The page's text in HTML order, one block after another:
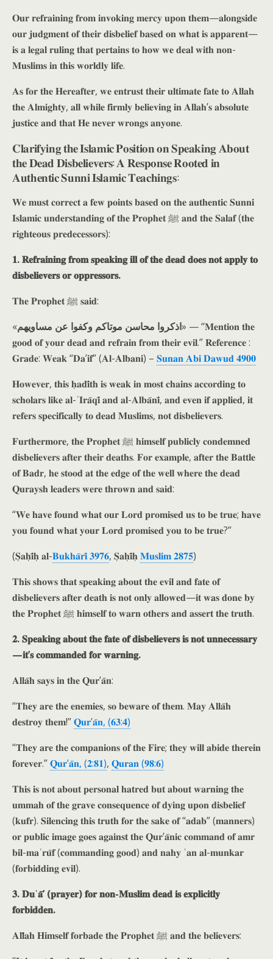
𝐎𝐮𝐫 𝐫𝐞𝐟𝐫𝐚𝐢𝐧𝐢𝐧𝐠 𝐟𝐫𝐨𝐦 𝐢𝐧𝐯𝐨𝐤𝐢𝐧𝐠 𝐦𝐞𝐫𝐜𝐲 𝐮𝐩𝐨𝐧 𝐭𝐡𝐞𝐦—𝐚𝐥𝐨𝐧𝐠𝐬𝐢𝐝𝐞
𝐨𝐮𝐫 𝐣𝐮𝐝𝐠𝐦𝐞𝐧𝐭 𝐨𝐟 𝐭𝐡𝐞𝐢𝐫 𝐝𝐢𝐬𝐛𝐞𝐥𝐢𝐞𝐟 𝐛𝐚𝐬𝐞𝐝 𝐨𝐧 𝐰𝐡𝐚𝐭 𝐢𝐬 𝐚𝐩𝐩𝐚𝐫𝐞𝐧𝐭—
𝐢𝐬 𝐚 𝐥𝐞𝐠𝐚𝐥 𝐫𝐮𝐥𝐢𝐧𝐠 𝐭𝐡𝐚𝐭 𝐩𝐞𝐫𝐭𝐚𝐢𝐧𝐬 𝐭𝐨 𝐡𝐨𝐰 𝐰𝐞 𝐝𝐞𝐚𝐥 𝐰𝐢𝐭𝐡 𝐧𝐨𝐧-
𝐌𝐮𝐬𝐥𝐢𝐦𝐬 𝐢𝐧 𝐭𝐡𝐢𝐬 𝐰𝐨𝐫𝐥𝐝𝐥𝐲 𝐥𝐢𝐟𝐞.
𝐀𝐬 𝐟𝐨𝐫 𝐭𝐡𝐞 𝐇𝐞𝐫𝐞𝐚𝐟𝐭𝐞𝐫, 𝐰𝐞 𝐞𝐧𝐭𝐫𝐮𝐬𝐭 𝐭𝐡𝐞𝐢𝐫 𝐮𝐥𝐭𝐢𝐦𝐚𝐭𝐞 𝐟𝐚𝐭𝐞 𝐭𝐨 𝐀𝐥𝐥𝐚𝐡
𝐭𝐡𝐞 𝐀𝐥𝐦𝐢𝐠𝐡𝐭𝐲, 𝐚𝐥𝐥 𝐰𝐡𝐢𝐥𝐞 𝐟𝐢𝐫𝐦𝐥𝐲 𝐛𝐞𝐥𝐢𝐞𝐯𝐢𝐧𝐠 𝐢𝐧 𝐀𝐥𝐥𝐚𝐡’𝐬 𝐚𝐛𝐬𝐨𝐥𝐮𝐭𝐞
𝐣𝐮𝐬𝐭𝐢𝐜𝐞 𝐚𝐧𝐝 𝐭𝐡𝐚𝐭 𝐇𝐞 𝐧𝐞𝐯𝐞𝐫 𝐰𝐫𝐨𝐧𝐠𝐬 𝐚𝐧𝐲𝐨𝐧𝐞.
𝐂𝐥𝐚𝐫𝐢𝐟𝐲𝐢𝐧𝐠 𝐭𝐡𝐞 𝐈𝐬𝐥𝐚𝐦𝐢𝐜 𝐏𝐨𝐬𝐢𝐭𝐢𝐨𝐧 𝐨𝐧 𝐒𝐩𝐞𝐚𝐤𝐢𝐧𝐠 𝐀𝐛𝐨𝐮𝐭
𝐭𝐡𝐞 𝐃𝐞𝐚𝐝 𝐃𝐢𝐬𝐛𝐞𝐥𝐢𝐞𝐯𝐞𝐫𝐬: 𝐀 𝐑𝐞𝐬𝐩𝐨𝐧𝐬𝐞 𝐑𝐨𝐨𝐭𝐞𝐝 𝐢𝐧
𝐀𝐮𝐭𝐡𝐞𝐧𝐭𝐢𝐜 𝐒𝐮𝐧𝐧𝐢 𝐈𝐬𝐥𝐚𝐦𝐢𝐜 𝐓𝐞𝐚𝐜𝐡𝐢𝐧𝐠𝐬:
𝐖𝐞 𝐦𝐮𝐬𝐭 𝐜𝐨𝐫𝐫𝐞𝐜𝐭 𝐚 𝐟𝐞𝐰 𝐩𝐨𝐢𝐧𝐭𝐬 𝐛𝐚𝐬𝐞𝐝 𝐨𝐧 𝐭𝐡𝐞 𝐚𝐮𝐭𝐡𝐞𝐧𝐭𝐢𝐜 𝐒𝐮𝐧𝐧𝐢
𝐈𝐬𝐥𝐚𝐦𝐢𝐜 𝐮𝐧𝐝𝐞𝐫𝐬𝐭𝐚𝐧𝐝𝐢𝐧𝐠 𝐨𝐟 𝐭𝐡𝐞 𝐏𝐫𝐨𝐩𝐡𝐞𝐭 ﷺ 𝐚𝐧𝐝 𝐭𝐡𝐞 𝐒𝐚𝐥𝐚𝐟 (𝐭𝐡𝐞
𝐫𝐢𝐠𝐡𝐭𝐞𝐨𝐮𝐬 𝐩𝐫𝐞𝐝𝐞𝐜𝐞𝐬𝐬𝐨𝐫𝐬):
𝟏. 𝐑𝐞𝐟𝐫𝐚𝐢𝐧𝐢𝐧𝐠 𝐟𝐫𝐨𝐦 𝐬𝐩𝐞𝐚𝐤𝐢𝐧𝐠 𝐢𝐥𝐥 𝐨𝐟 𝐭𝐡𝐞 𝐝𝐞𝐚𝐝 𝐝𝐨𝐞𝐬 𝐧𝐨𝐭 𝐚𝐩𝐩𝐥𝐲 𝐭𝐨
𝐝𝐢𝐬𝐛𝐞𝐥𝐢𝐞𝐯𝐞𝐫𝐬 𝐨𝐫 𝐨𝐩𝐩𝐫𝐞𝐬𝐬𝐨𝐫𝐬.
𝐓𝐡𝐞 𝐏𝐫𝐨𝐩𝐡𝐞𝐭 ﷺ 𝐬𝐚𝐢𝐝:
«اذكروا محاسن موتاكم وكفوا عن مساويهم» — “𝐌𝐞𝐧𝐭𝐢𝐨𝐧 𝐭𝐡𝐞
𝐠𝐨𝐨𝐝 𝐨𝐟 𝐲𝐨𝐮𝐫 𝐝𝐞𝐚𝐝 𝐚𝐧𝐝 𝐫𝐞𝐟𝐫𝐚𝐢𝐧 𝐟𝐫𝐨𝐦 𝐭𝐡𝐞𝐢𝐫 𝐞𝐯𝐢𝐥.” 𝐑𝐞𝐟𝐞𝐫𝐞𝐧𝐜𝐞 :
𝐆𝐫𝐚𝐝𝐞: 𝐖𝐞𝐚𝐤 “𝐃𝐚’𝐢𝐟” (𝐀𝐥-𝐀𝐥𝐛𝐚𝐧𝐢) – 𝐒𝐮𝐧𝐚𝐧 𝐀𝐛𝐢 𝐃𝐚𝐰𝐮𝐝 𝟒𝟗𝟎𝟎
𝐇𝐨𝐰𝐞𝐯𝐞𝐫, 𝐭𝐡𝐢𝐬 𝐡̣𝐚𝐝𝐢̄𝐭𝐡 𝐢𝐬 𝐰𝐞𝐚𝐤 𝐢𝐧 𝐦𝐨𝐬𝐭 𝐜𝐡𝐚𝐢𝐧𝐬 𝐚𝐜𝐜𝐨𝐫𝐝𝐢𝐧𝐠 𝐭𝐨
𝐬𝐜𝐡𝐨𝐥𝐚𝐫𝐬 𝐥𝐢𝐤𝐞 𝐚𝐥-ʿ𝐈𝐫𝐚̄𝐪𝐢̄ 𝐚𝐧𝐝 𝐚𝐥-𝐀𝐥𝐛𝐚̄𝐧𝐢̄, 𝐚𝐧𝐝 𝐞𝐯𝐞𝐧 𝐢𝐟 𝐚𝐩𝐩𝐥𝐢𝐞𝐝, 𝐢𝐭
𝐫𝐞𝐟𝐞𝐫𝐬 𝐬𝐩𝐞𝐜𝐢𝐟𝐢𝐜𝐚𝐥𝐥𝐲 𝐭𝐨 𝐝𝐞𝐚𝐝 𝐌𝐮𝐬𝐥𝐢𝐦𝐬, 𝐧𝐨𝐭 𝐝𝐢𝐬𝐛𝐞𝐥𝐢𝐞𝐯𝐞𝐫𝐬.
𝐅𝐮𝐫𝐭𝐡𝐞𝐫𝐦𝐨𝐫𝐞, 𝐭𝐡𝐞 𝐏𝐫𝐨𝐩𝐡𝐞𝐭 ﷺ 𝐡𝐢𝐦𝐬𝐞𝐥𝐟 𝐩𝐮𝐛𝐥𝐢𝐜𝐥𝐲 𝐜𝐨𝐧𝐝𝐞𝐦𝐧𝐞𝐝
𝐝𝐢𝐬𝐛𝐞𝐥𝐢𝐞𝐯𝐞𝐫𝐬 𝐚𝐟𝐭𝐞𝐫 𝐭𝐡𝐞𝐢𝐫 𝐝𝐞𝐚𝐭𝐡𝐬. 𝐅𝐨𝐫 𝐞𝐱𝐚𝐦𝐩𝐥𝐞, 𝐚𝐟𝐭𝐞𝐫 𝐭𝐡𝐞 𝐁𝐚𝐭𝐭𝐥𝐞
𝐨𝐟 𝐁𝐚𝐝𝐫, 𝐡𝐞 𝐬𝐭𝐨𝐨𝐝 𝐚𝐭 𝐭𝐡𝐞 𝐞𝐝𝐠𝐞 𝐨𝐟 𝐭𝐡𝐞 𝐰𝐞𝐥𝐥 𝐰𝐡𝐞𝐫𝐞 𝐭𝐡𝐞 𝐝𝐞𝐚𝐝
𝐐𝐮𝐫𝐚𝐲𝐬𝐡 𝐥𝐞𝐚𝐝𝐞𝐫𝐬 𝐰𝐞𝐫𝐞 𝐭𝐡𝐫𝐨𝐰𝐧 𝐚𝐧𝐝 𝐬𝐚𝐢𝐝:
“𝐖𝐞 𝐡𝐚𝐯𝐞 𝐟𝐨𝐮𝐧𝐝 𝐰𝐡𝐚𝐭 𝐨𝐮𝐫 𝐋𝐨𝐫𝐝 𝐩𝐫𝐨𝐦𝐢𝐬𝐞𝐝 𝐮𝐬 𝐭𝐨 𝐛𝐞 𝐭𝐫𝐮𝐞; 𝐡𝐚𝐯𝐞
𝐲𝐨𝐮 𝐟𝐨𝐮𝐧𝐝 𝐰𝐡𝐚𝐭 𝐲𝐨𝐮𝐫 𝐋𝐨𝐫𝐝 𝐩𝐫𝐨𝐦𝐢𝐬𝐞𝐝 𝐲𝐨𝐮 𝐭𝐨 𝐛𝐞 𝐭𝐫𝐮𝐞?”
(𝐒̣𝐚𝐡̣𝐢̄𝐡̣ 𝐚𝐥-𝐁𝐮𝐤𝐡𝐚̄𝐫𝐢̄ 𝟑𝟗𝟕𝟔, 𝐒̣𝐚𝐡̣𝐢̄𝐡̣𝐌𝐮𝐬𝐥𝐢𝐦 𝟐𝟖𝟕𝟓)
𝐓𝐡𝐢𝐬 𝐬𝐡𝐨𝐰𝐬 𝐭𝐡𝐚𝐭 𝐬𝐩𝐞𝐚𝐤𝐢𝐧𝐠 𝐚𝐛𝐨𝐮𝐭 𝐭𝐡𝐞 𝐞𝐯𝐢𝐥 𝐚𝐧𝐝 𝐟𝐚𝐭𝐞 𝐨𝐟
𝐝𝐢𝐬𝐛𝐞𝐥𝐢𝐞𝐯𝐞𝐫𝐬 𝐚𝐟𝐭𝐞𝐫 𝐝𝐞𝐚𝐭𝐡 𝐢𝐬 𝐧𝐨𝐭 𝐨𝐧𝐥𝐲 𝐚𝐥𝐥𝐨𝐰𝐞𝐝—𝐢𝐭 𝐰𝐚𝐬 𝐝𝐨𝐧𝐞 𝐛𝐲
𝐭𝐡𝐞 𝐏𝐫𝐨𝐩𝐡𝐞𝐭 ﷺ 𝐡𝐢𝐦𝐬𝐞𝐥𝐟 𝐭𝐨 𝐰𝐚𝐫𝐧 𝐨𝐭𝐡𝐞𝐫𝐬 𝐚𝐧𝐝 𝐚𝐬𝐬𝐞𝐫𝐭 𝐭𝐡𝐞 𝐭𝐫𝐮𝐭𝐡.
𝟐. 𝐒𝐩𝐞𝐚𝐤𝐢𝐧𝐠 𝐚𝐛𝐨𝐮𝐭 𝐭𝐡𝐞 𝐟𝐚𝐭𝐞 𝐨𝐟 𝐝𝐢𝐬𝐛𝐞𝐥𝐢𝐞𝐯𝐞𝐫𝐬 𝐢𝐬 𝐧𝐨𝐭 𝐮𝐧𝐧𝐞𝐜𝐞𝐬𝐬𝐚𝐫𝐲
—𝐢𝐭’𝐬 𝐜𝐨𝐦𝐦𝐚𝐧𝐝𝐞𝐝 𝐟𝐨𝐫 𝐰𝐚𝐫𝐧𝐢𝐧𝐠.
𝐀𝐥𝐥𝐚̄𝐡 𝐬𝐚𝐲𝐬 𝐢𝐧 𝐭𝐡𝐞 𝐐𝐮𝐫’𝐚̄𝐧:
“𝐓𝐡𝐞𝐲 𝐚𝐫𝐞 𝐭𝐡𝐞 𝐞𝐧𝐞𝐦𝐢𝐞𝐬, 𝐬𝐨 𝐛𝐞𝐰𝐚𝐫𝐞 𝐨𝐟 𝐭𝐡𝐞𝐦. 𝐌𝐚𝐲 𝐀𝐥𝐥𝐚̄𝐡
𝐝𝐞𝐬𝐭𝐫𝐨𝐲 𝐭𝐡𝐞𝐦!”𝐐𝐮𝐫’𝐚̄𝐧, (𝟔𝟑:𝟒)
“𝐓𝐡𝐞𝐲 𝐚𝐫𝐞 𝐭𝐡𝐞 𝐜𝐨𝐦𝐩𝐚𝐧𝐢𝐨𝐧𝐬 𝐨𝐟 𝐭𝐡𝐞 𝐅𝐢𝐫𝐞; 𝐭𝐡𝐞𝐲 𝐰𝐢𝐥𝐥 𝐚𝐛𝐢𝐝𝐞 𝐭𝐡𝐞𝐫𝐞𝐢𝐧
𝐟𝐨𝐫𝐞𝐯𝐞𝐫.”𝐐𝐮𝐫’𝐚̄𝐧, (𝟐:𝟖𝟏), 𝐐𝐮𝐫𝐚𝐧 (𝟗𝟖:𝟔)
𝐓𝐡𝐢𝐬 𝐢𝐬 𝐧𝐨𝐭 𝐚𝐛𝐨𝐮𝐭 𝐩𝐞𝐫𝐬𝐨𝐧𝐚𝐥 𝐡𝐚𝐭𝐫𝐞𝐝 𝐛𝐮𝐭 𝐚𝐛𝐨𝐮𝐭 𝐰𝐚𝐫𝐧𝐢𝐧𝐠 𝐭𝐡𝐞
𝐮𝐦𝐦𝐚𝐡 𝐨𝐟 𝐭𝐡𝐞 𝐠𝐫𝐚𝐯𝐞 𝐜𝐨𝐧𝐬𝐞𝐪𝐮𝐞𝐧𝐜𝐞 𝐨𝐟 𝐝𝐲𝐢𝐧𝐠 𝐮𝐩𝐨𝐧 𝐝𝐢𝐬𝐛𝐞𝐥𝐢𝐞𝐟
(𝐤𝐮𝐟𝐫). 𝐒𝐢𝐥𝐞𝐧𝐜𝐢𝐧𝐠 𝐭𝐡𝐢𝐬 𝐭𝐫𝐮𝐭𝐡 𝐟𝐨𝐫 𝐭𝐡𝐞 𝐬𝐚𝐤𝐞 𝐨𝐟 “𝐚𝐝𝐚𝐛” (𝐦𝐚𝐧𝐧𝐞𝐫𝐬)
𝐨𝐫 𝐩𝐮𝐛𝐥𝐢𝐜 𝐢𝐦𝐚𝐠𝐞 𝐠𝐨𝐞𝐬 𝐚𝐠𝐚𝐢𝐧𝐬𝐭 𝐭𝐡𝐞 𝐐𝐮𝐫’𝐚̄𝐧𝐢𝐜 𝐜𝐨𝐦𝐦𝐚𝐧𝐝 𝐨𝐟 𝐚𝐦𝐫
𝐛𝐢𝐥-𝐦𝐚ʿ𝐫𝐮̄𝐟 (𝐜𝐨𝐦𝐦𝐚𝐧𝐝𝐢𝐧𝐠 𝐠𝐨𝐨𝐝) 𝐚𝐧𝐝 𝐧𝐚𝐡𝐲 ʿ𝐚𝐧 𝐚𝐥-𝐦𝐮𝐧𝐤𝐚𝐫
(𝐟𝐨𝐫𝐛𝐢𝐝𝐝𝐢𝐧𝐠 𝐞𝐯𝐢𝐥).
𝟑. 𝐃𝐮ʿ𝐚̄’ (𝐩𝐫𝐚𝐲𝐞𝐫) 𝐟𝐨𝐫 𝐧𝐨𝐧-𝐌𝐮𝐬𝐥𝐢𝐦 𝐝𝐞𝐚𝐝 𝐢𝐬 𝐞𝐱𝐩𝐥𝐢𝐜𝐢𝐭𝐥𝐲
𝐟𝐨𝐫𝐛𝐢𝐝𝐝𝐞𝐧.
𝐀𝐥𝐥𝐚̄𝐡 𝐇𝐢𝐦𝐬𝐞𝐥𝐟 𝐟𝐨𝐫𝐛𝐚𝐝𝐞 𝐭𝐡𝐞 𝐏𝐫𝐨𝐩𝐡𝐞𝐭 ﷺ 𝐚𝐧𝐝 𝐭𝐡𝐞 𝐛𝐞𝐥𝐢𝐞𝐯𝐞𝐫𝐬: